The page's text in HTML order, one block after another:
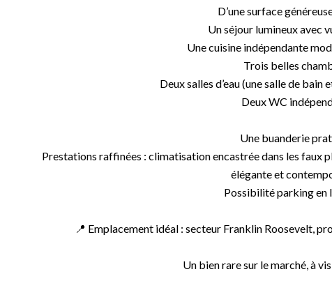
D’une surface
Un séjour lumineux avec
Une cuisine indépendante
Trois belles
Deux salles d’eau (une salle de bain
Deux WC
Une buanderie
Prestations raffinées : climatisation encastrée dans les faux
élégante et
Possibilité parking en
📍 Emplacement idéal : secteur Franklin Roosevelt,
Un bien rare sur le marché, à